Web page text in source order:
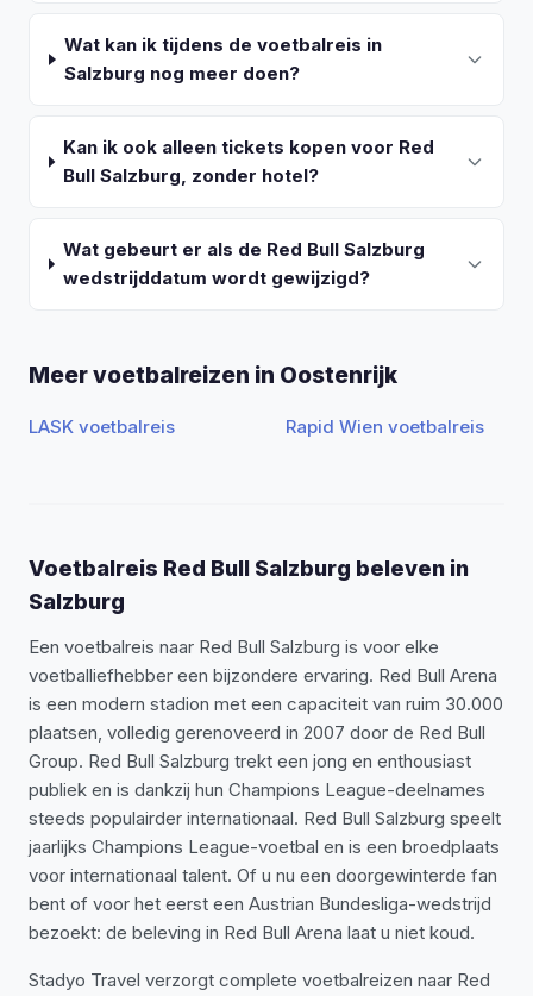
Wat kan ik tijdens de voetbalreis in
Salzburg nog meer doen?
Kan ik ook alleen tickets kopen voor Red
Bull Salzburg, zonder hotel?
Wat gebeurt er als de Red Bull Salzburg
wedstrijddatum wordt gewijzigd?
Meer voetbalreizen in Oostenrijk
LASK voetbalreis Rapid Wien voetbalreis
Voetbalreis Red Bull Salzburg beleven in
Salzburg
Een voetbalreis naar Red Bull Salzburg is voor elke
voetballiefhebber een bijzondere ervaring. Red Bull Arena
is een modern stadion met een capaciteit van ruim 30.000
plaatsen, volledig gerenoveerd in 2007 door de Red Bull
Group. Red Bull Salzburg trekt een jong en enthousiast
publiek en is dankzij hun Champions League-deelnames
steeds populairder internationaal. Red Bull Salzburg speelt
jaarlijks Champions League-voetbal en is een broedplaats
voor internationaal talent. Of u nu een doorgewinterde fan
bent of voor het eerst een Austrian Bundesliga-wedstrijd
bezoekt: de beleving in Red Bull Arena laat u niet koud.
Stadyo Travel verzorgt complete voetbalreizen naar Red